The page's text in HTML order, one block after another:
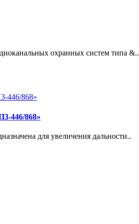
охранных систем типа &..
446/868»
для увеличения дальности..